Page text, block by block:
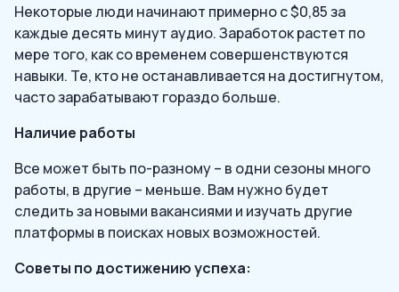
Некоторые люди начинают примерно с $0,85 за
каждые десять минут аудио. Заработок растет по
мере того, как со временем совершенствуются
навыки. Те, кто не останавливается на достигнутом,
часто зарабатывают гораздо больше.
Наличие работы
Все может быть по-разному – в одни сезоны много
работы, в другие – меньше. Вам нужно будет
следить за новыми вакансиями и изучать другие
платформы в поисках новых возможностей.
Советы по достижению успеха: